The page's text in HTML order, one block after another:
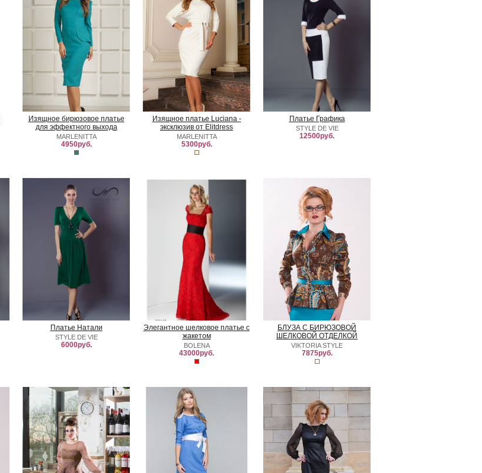
Изящное бирюзовое платье
для эффектного выхода
MARLENITTA
4950руб.
Изящное платье Luciana -
эксклюзив от Elitdress
MARLENITTA
5300руб.
Платье Графика
STYLE DE VIE
12500руб.
Платье Натали
STYLE DE VIE
6000руб.
Элегантное шелковое платье с
жакетом
BOLENA
43000руб.
БЛУЗА С БИРЮЗОВОЙ
ШЕЛКОВОЙ ОТДЕЛКОЙ
VIKTORIA STYLE
7875руб.